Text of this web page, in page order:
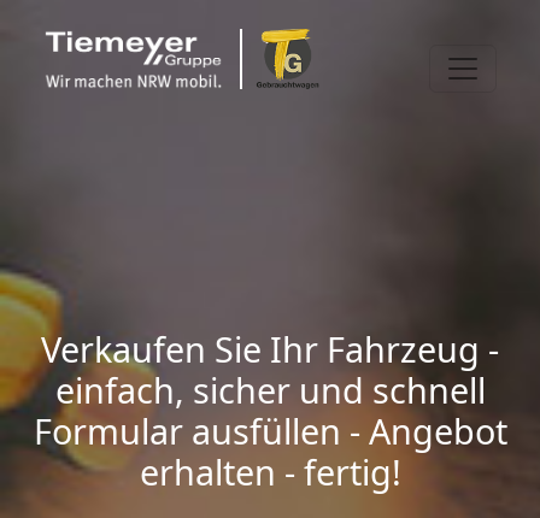
Verkaufen Sie Ihr Fahrzeug -
einfach, sicher und schnell
Formular ausfüllen - Angebot
erhalten - fertig!